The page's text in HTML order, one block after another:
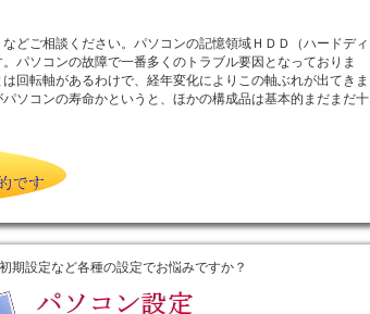
どご相談ください。パソコンの記憶領域ＨＤＤ（ハードディ
パソコンの故障で一番多くのトラブル要因となっておりま
回転軸があるわけで、経年変化によりこの軸ぶれが出てきま
ソコンの寿命かというと、ほかの構成品は基本的まだまだ十
期設定など各種の設定でお悩みですか？